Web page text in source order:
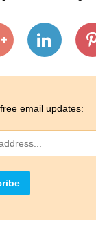
email updates: